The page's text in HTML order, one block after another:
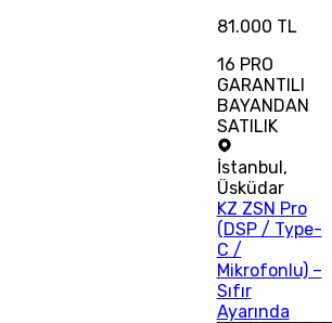
81.000 TL
16 PRO
GARANTILI
BAYANDAN
SATILIK
İstanbul,
Üsküdar
KZ ZSN Pro
(DSP / Type-
C /
Mikrofonlu) –
Sıfır
Ayarında